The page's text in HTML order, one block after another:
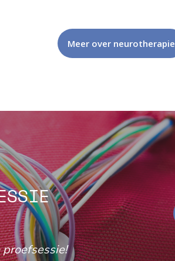
Meer over neurotherapie